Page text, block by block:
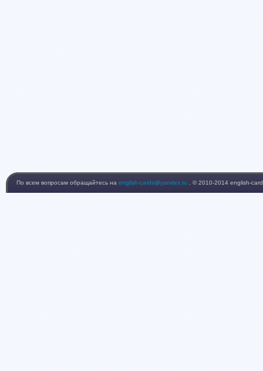
По всем вопросам обращайтесь на english-cards@yandex.ru . © 2010-2014 english-